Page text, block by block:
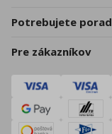
Potrebujete
Pre zákazníkov